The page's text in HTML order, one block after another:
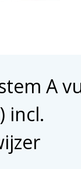
A
incl.